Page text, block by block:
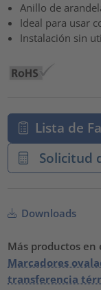
Anillo de
Ideal para usar
Instalación sin
Lista de
Solicitud
Downloads
Más productos en
Marcadores
transferencia